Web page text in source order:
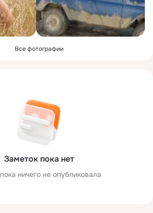
Все фотографии
Заметок пока нет
ничего не опубликовала